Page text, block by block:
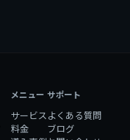
メニュー
サービス
料金
サポート
よくある質問
ブログ